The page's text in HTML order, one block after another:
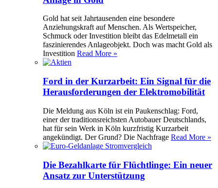
Gold hat seit Jahrtausenden eine besondere
Anziehungskraft auf Menschen. Als Wertspeicher,
Schmuck oder Investition bleibt das Edelmetall ein
faszinierendes Anlageobjekt. Doch was macht Gold als
Investition Read More »
Ford in der Kurzarbeit: Ein Signal für die
Herausforderungen der Elektromobilität
Die Meldung aus Köln ist ein Paukenschlag: Ford,
einer der traditionsreichsten Autobauer Deutschlands,
hat für sein Werk in Köln kurzfristig Kurzarbeit
angekündigt. Der Grund? Die Nachfrage Read More »
Die Bezahlkarte für Flüchtlinge: Ein neuer
Ansatz zur Unterstützung